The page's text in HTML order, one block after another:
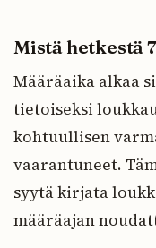
Mistä hetkestä
Määräaika alkaa
tietoiseksi
kohtuullisen
vaarantuneet.
syytä kirjata
määräajan